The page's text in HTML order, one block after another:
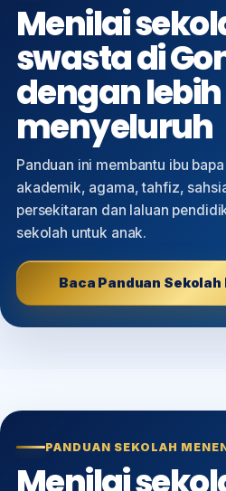
Menilai
swasta di
dengan lebih
menyeluruh
Panduan ini membantu ibu
akademik, agama, tahfiz,
persekitaran dan laluan
sekolah untuk anak.
Baca Panduan
PANDUAN SEKOLAH